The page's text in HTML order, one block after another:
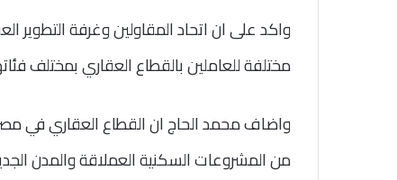
واكد على ان اتحاد المقاولين وغرفة التطوير
مختلفة للعاملين بالقطاع العقاري بمختلف
واضاف محمد الحاج ان القطاع العقاري في
من المشروعات السكنية العملاقة والمدن